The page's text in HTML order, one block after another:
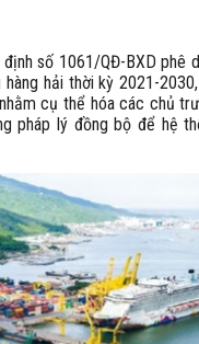
số 1061/QĐ-BXD phê
hải thời kỳ 2021-
cụ thể hóa các chủ
pháp lý đồng bộ để hệ